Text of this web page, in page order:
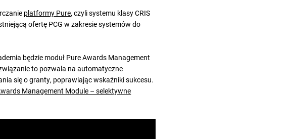
platformy Pure, czyli systemu klasy CRIS
ofertę PCG w zakresie systemów do
będzie moduł Pure Awards Management
to pozwala na automatyczne
się o granty, poprawiając wskaźniki sukcesu.
Management Module – selektywne